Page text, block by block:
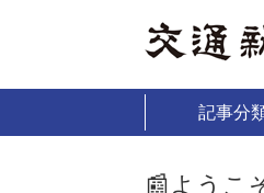
記事分
📰ようこ